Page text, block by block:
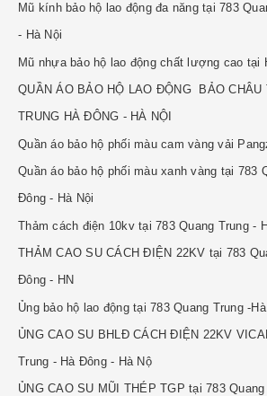
Mũ kính bảo hộ lao động đa năng tại 783
- Hà Nội
Mũ nhựa bảo hộ lao động chất lượng cao tại
QUẦN ÁO BẢO HỘ LAO ĐỘNG BẢO CHÂU
TRUNG HÀ ĐÔNG - HÀ NỘI
Quần áo bảo hộ phối màu cam vàng vải
Quần áo bảo hộ phối màu xanh vàng tại 783
Đông - Hà Nội
Thảm cách điện 10kv tại 783 Quang Trung -
THẢM CAO SU CÁCH ĐIỆN 22KV tại 783
Đông - HN
Ủng bảo hộ lao động tại 783 Quang Trung -
ỦNG CAO SU BHLĐ CÁCH ĐIỆN 22KV
Trung - Hà Đông - Hà Nộ
ỦNG CAO SU MŨI THÉP TGP tại 783